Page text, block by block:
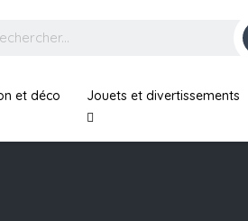
et déco Jouets et divertissements